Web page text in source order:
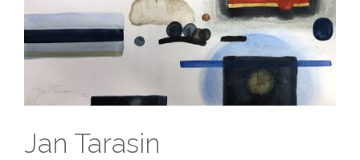
Jan Tarasin